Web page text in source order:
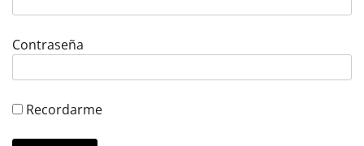
Contraseña
Recordarme